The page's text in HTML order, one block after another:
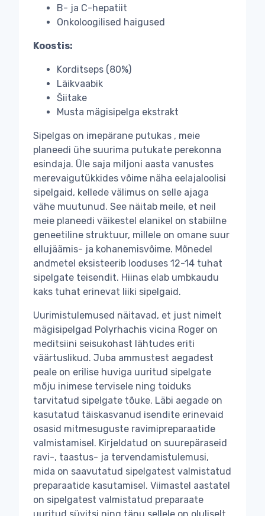
B- ja C-hepatiit
Onkoloogilised haigused
Koostis:
Korditseps (80%)
Läikvaabik
Šiitake
Musta mägisipelga ekstrakt
Sipelgas on imepärane putukas , meie
planeedi ühe suurima putukate perekonna
esindaja. Üle saja miljoni aasta vanustes
merevaigutükkides võime näha eelajaloolisi
sipelgaid, kellede välimus on selle ajaga
vähe muutunud. See näitab meile, et neil
meie planeedi väikestel elanikel on stabiilne
geneetiline struktuur, millele on omane suur
ellujäämis- ja kohanemisvõime. Mõnedel
andmetel eksisteerib looduses 12-14 tuhat
sipelgate teisendit. Hiinas elab umbkaudu
kaks tuhat erinevat liiki sipelgaid.
Uurimistulemused näitavad, et just nimelt
mägisipelgad Polyrhachis vicina Roger on
meditsiini seisukohast lähtudes eriti
väärtuslikud. Juba ammustest aegadest
peale on erilise huviga uuritud sipelgate
mõju inimese tervisele ning toiduks
tarvitatud sipelgate tõuke. Läbi aegade on
kasutatud täiskasvanud isendite erinevaid
osasid mitmesuguste ravimipreparaatide
valmistamisel. Kirjeldatud on suurepäraseid
ravi-, taastus- ja tervendamistulemusi,
mida on saavutatud sipelgatest valmistatud
preparaatide kasutamisel. Viimastel aastatel
on sipelgatest valmistatud preparaate